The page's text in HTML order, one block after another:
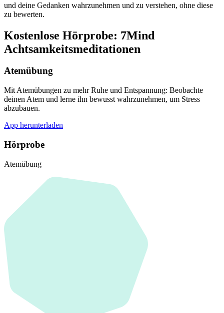
und deine Gedanken wahrzunehmen und zu verstehen, ohne diese
zu bewerten.
Kostenlose Hörprobe: 7Mind
Achtsamkeitsmeditationen
Atemübung
Mit Atemübungen zu mehr Ruhe und Entspannung: Beobachte
deinen Atem und lerne ihn bewusst wahrzunehmen, um Stress
abzubauen.
App herunterladen
Hörprobe
Atemübung